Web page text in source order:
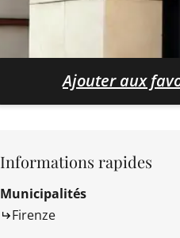
Ajouter aux
Informations rapides
Municipalités
Firenze